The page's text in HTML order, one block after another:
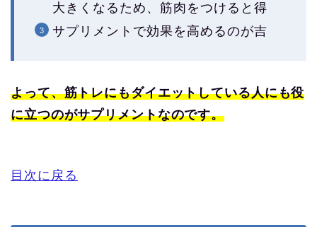
大きくなるため、筋肉をつけると得
サプリメントで効果を高めるのが吉
よって、筋トレにもダイエットしている人にも役
に立つのがサプリメントなのです。
目次に戻る